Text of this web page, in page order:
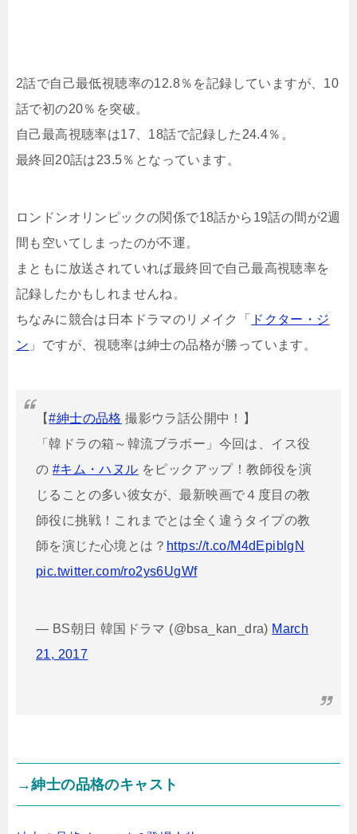
2話で自己最低視聴率の12.8％を記録していますが、10
話で初の20％を突破。
自己最高視聴率は17、18話で記録した24.4％。
最終回20話は23.5％となっています。
ロンドンオリンピックの関係で18話から19話の間が2週
間も空いてしまったのが不運。
まともに放送されていれば最終回で自己最高視聴率を
記録したかもしれませんね。
ちなみに競合は日本ドラマのリメイク「
ドクター・ジ
ン 」ですが、視聴率は紳士の品格が勝っています。
【#紳士の品格 撮影ウラ話公開中！】
「韓ドラの箱～韓流ブラボー」今回は、イス役
の #キム・ハヌル をピックアップ！教師役を演
じることの多い彼女が、最新映画で４度目の教
師役に挑戦！これまでとは全く違うタイプの教
師を演じた心境とは？ https://t.co/M4dEpiblgN
pic.twitter.com/ro2ys6UgWf
— BS朝日 韓国ドラマ (@bsa_kan_dra) March
21, 2017
→紳士の品格のキャスト